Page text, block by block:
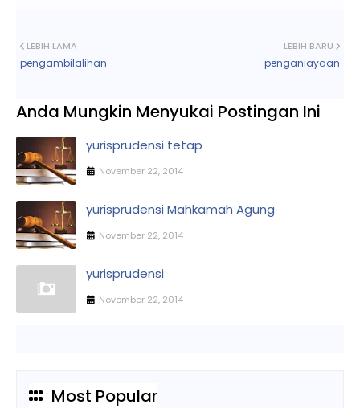
LEBIH BARU
penganiayaan
LEBIH LAMA
pengambilalihan
Anda Mungkin Menyukai Postingan Ini
yurisprudensi tetap
November 22, 2014
yurisprudensi Mahkamah Agung
November 22, 2014
yurisprudensi
November 22, 2014
Most Popular